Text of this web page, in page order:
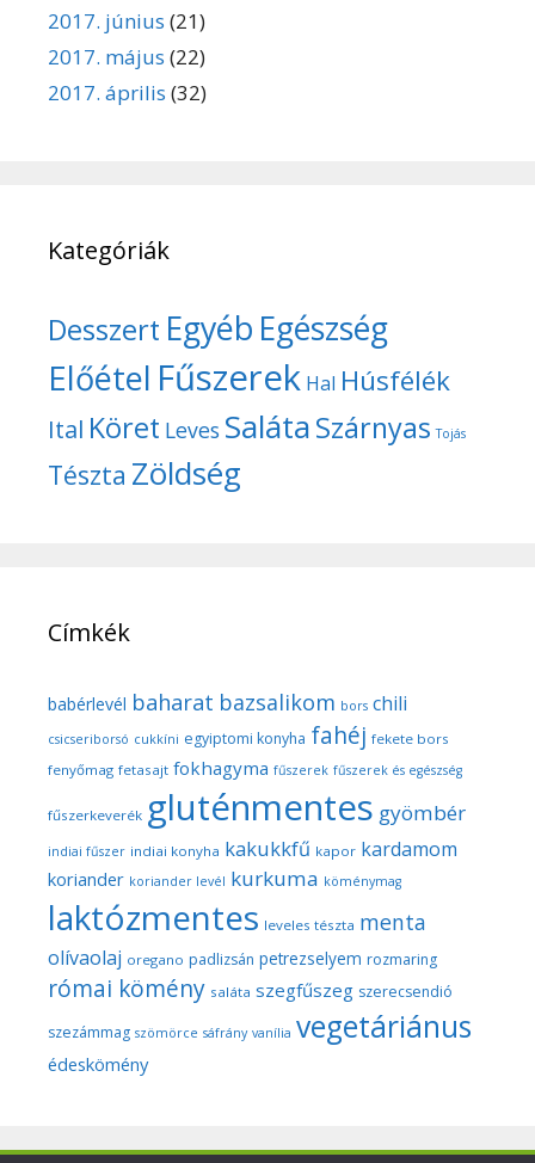
2017. június (21)
2017. május (22)
2017. április (32)
Kategóriák
Desszert Egyéb Egészség
Előétel Fűszerek Hal Húsfélék
Ital Köret Leves SalátaSzárnyas Tojás
Tészta Zöldség
Címkék
babérlevél baharat bazsalikom bors chili
csicseriborsó cukkíni egyiptomi konyha fahéj fekete bors
fenyőmag fetasajt fokhagyma fűszerek fűszerek és egészség
fűszerkeverék gluténmentes gyömbér
indiai fűszer indiai konyha kakukkfű kapor kardamom
koriander koriander levél kurkuma köménymag
laktózmentes leveles tészta menta
olívaolaj oregano padlizsán petrezselyem rozmaring
római kömény saláta szegfűszeg szerecsendió
szezámmag szömörce sáfrány vanília vegetáriánus
édeskömény